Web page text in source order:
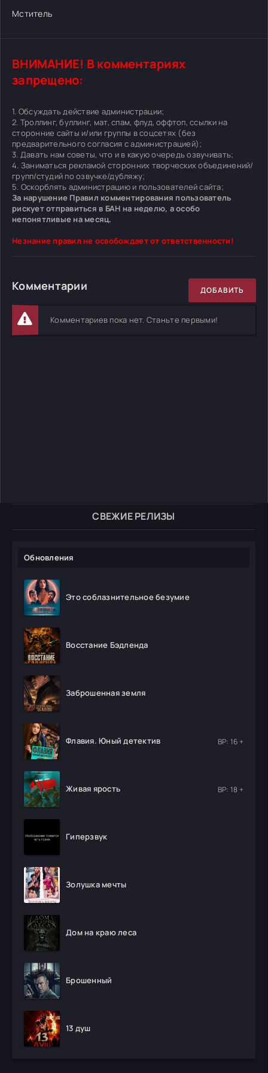
СВЕЖИЕ РЕЛИЗЫ
Обновления
Это соблазнительное безумие
Восстание Бэдленда
Заброшенная земля
Флавия. Юный детектив ВР: 16 +
Живая ярость ВР: 18 +
Гиперзвук
Золушка мечты
Дом на краю леса
Брошенный
13 душ
Мститель
ВНИМАНИЕ! В комментариях
запрещено:
1. Обсуждать действие администрации;
2. Троллинг, буллинг, мат, спам, флуд, оффтоп, ссылки на
сторонние сайты и/или группы в соцсетях (без
предварительного согласия с администрацией);
3. Давать нам советы, что и в какую очередь озвучивать;
4. Заниматься рекламой сторонних творческих объединений/
групп/студий по озвучке/дубляжу;
5. Оскорблять администрацию и пользователей сайта;
За нарушение Правил комментирования пользователь
рискует отправиться в БАН на неделю, а особо
непонятливые на месяц.
Незнание правил не освобождает от ответственности!
Комментарии ДОБАВИТЬ
Комментариев пока нет. Станьте первыми!